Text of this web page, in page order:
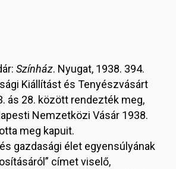
Színház. Nyugat, 1938. 394.
Kiállítást és Tenyészvásárt
ás 28. között rendezték meg,
Nemzetközi Vásár 1938.
meg kapuit.
gazdasági élet egyensúlyának
címet viselő,